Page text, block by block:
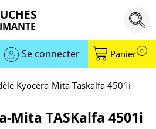
Se connecter Panier 0
Kyocera-Mita Taskalfa 4501i
Mita TASKalfa 4501i